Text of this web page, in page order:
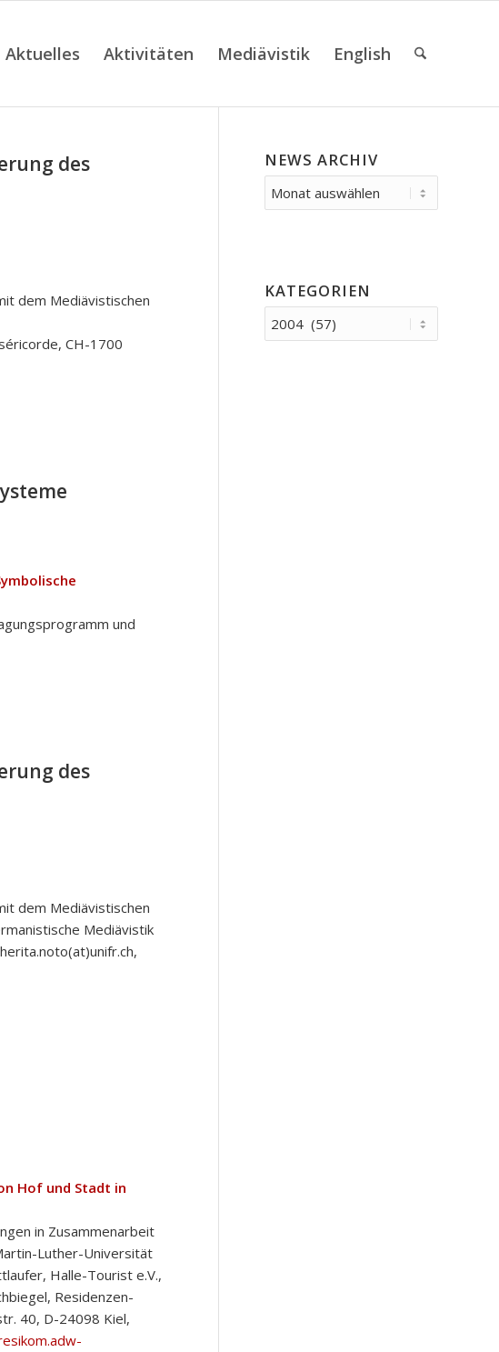
Aktuelles Aktivitäten Mediävistik English
des
dem Mediävistischen
CH-1700
und
des
dem Mediävistischen
Mediävistik
Hof und Stadt in
in Zusammenarbeit
Luther-Universität
Halle-Tourist e.V.,
Residenzen-
40, D-24098 Kiel,
NEWS ARCHIV
KATEGORIEN
Kategorien